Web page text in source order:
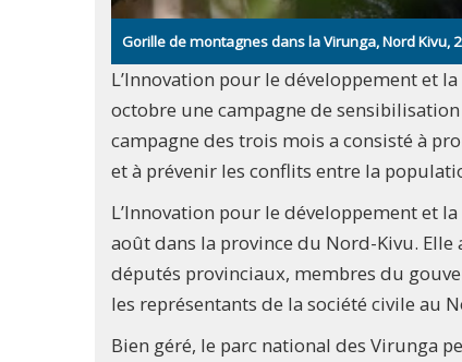
Gorille de montagnes dans la Virunga, Nord Kivu,
L’Innovation pour le développement et
octobre une campagne de
campagne des trois mois a consisté à
et à prévenir les conflits entre la
L’Innovation pour le développement et
août dans la province du Nord-Kivu.
députés provinciaux, membres du
les représentants de la société civile au
Bien géré, le parc national des Virunga